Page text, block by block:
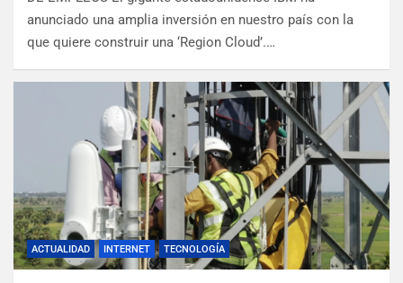
anunciado una amplia inversión en nuestro país con la
que quiere construir una ‘Region Cloud’.…
ACTUALIDAD INTERNET TECNOLOGÍA